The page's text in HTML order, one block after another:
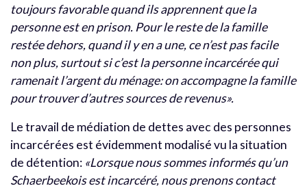
toujours favorable quand ils apprennent que la
personne est en prison. Pour le reste de la famille
restée dehors, quand il y en a une, ce n’est pas facile
non plus, surtout si c’est la personne incarcérée qui
ramenait l’argent du ménage: on accompagne la famille
pour trouver d’autres sources de revenus».
Le travail de médiation de dettes avec des personnes
incarcérées est évidemment modalisé vu la situation
de détention: «Lorsque nous sommes informés qu’un
Schaerbeekois est incarcéré, nous prenons contact